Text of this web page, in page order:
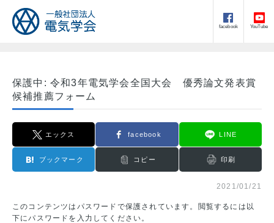
facebook YouTube
保護中: 令和3年電気学会全国大会 優秀論文発表賞
候補推薦フォーム
エックス facebook LINE
ブックマーク コピー 印刷
2021/01/21
このコンテンツはパスワードで保護されています。閲覧するには以
下にパスワードを入力してください。